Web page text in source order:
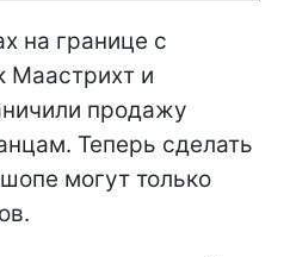
на границе с
Маастрихт и
продажу
Теперь сделать
могут только